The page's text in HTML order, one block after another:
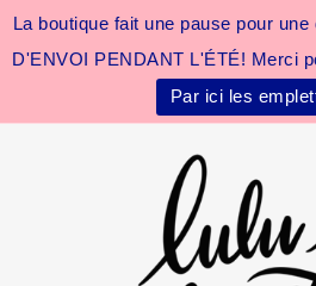
La boutique fait une pause pour
D'ENVOI PENDANT L'ÉTÉ! Merci
Par ici les